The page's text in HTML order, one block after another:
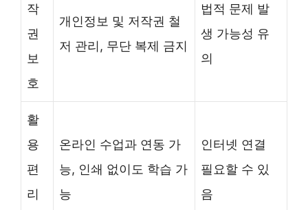
작
권
보
호
개인정보 및 저작권 철
저 관리, 무단 복제 금지
법적 문제 발
생 가능성 유
의
활
용
편
리
온라인 수업과 연동 가
능, 인쇄 없이도 학습 가
능
인터넷 연결
필요할 수 있
음